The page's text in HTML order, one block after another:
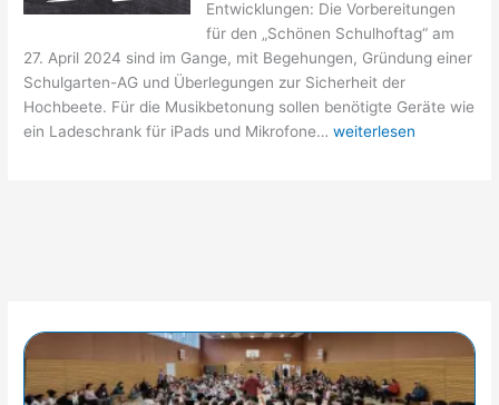
Entwicklungen: Die Vorbereitungen
für den „Schönen Schulhoftag“ am
27. April 2024 sind im Gange, mit Begehungen, Gründung einer
Schulgarten-AG und Überlegungen zur Sicherheit der
Hochbeete. Für die Musikbetonung sollen benötigte Geräte wie
ein Ladeschrank für iPads und Mikrofone…Engagierten-
weiterlesen